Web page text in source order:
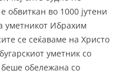
обвиткан во 1000 јутени
уметникот Ибрахим
се сеќаваме на Христо
уметник со
обележана со